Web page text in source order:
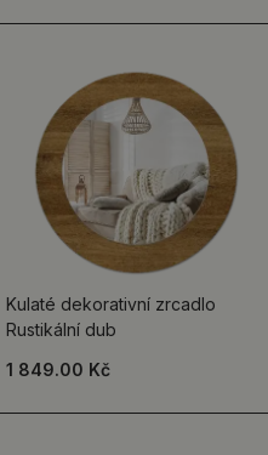
Kulaté dekorativní zrcadlo
Rustikální dub
1 849.00 Kč